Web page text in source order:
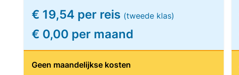
€ 19,54 per reis (tweede klas)
€ 0,00 per maand
Geen maandelijkse kosten